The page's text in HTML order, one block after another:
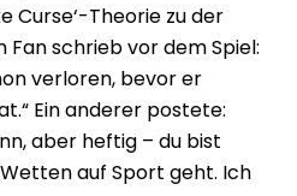
Curse‘-Theorie zu der
Fan schrieb vor dem Spiel:
verloren, bevor er
Ein anderer postete:
aber heftig – du bist
auf Sport geht. Ich